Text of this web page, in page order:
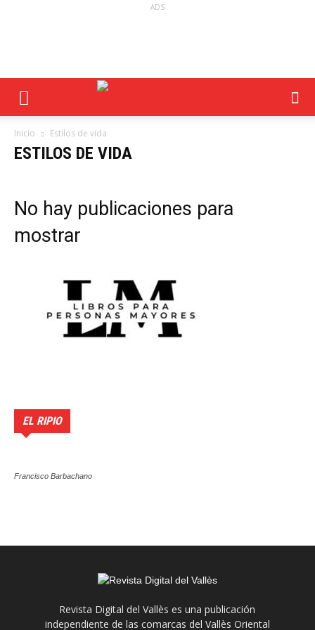
ADS
Inicio Estilos de vida
ESTILOS DE VIDA
No hay publicaciones para
mostrar
EL RIPIO
Francisco Barbachano
Revista Digital del Vallès es una publicación
independiente de las comarcas del Vallès Oriental